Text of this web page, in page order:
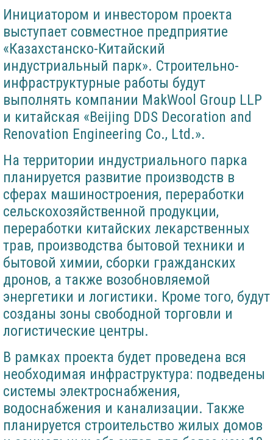
Инициатором и инвестором проекта
выступает совместное предприятие
«Казахстанско-Китайский
индустриальный парк». Строительно-
инфраструктурные работы будут
выполнять компании MakWool Group LLP
и китайская «Beijing DDS Decoration and
Renovation Engineering Co., Ltd.».
На территории индустриального парка
планируется развитие производств в
сферах машиностроения, переработки
сельскохозяйственной продукции,
переработки китайских лекарственных
трав, производства бытовой техники и
бытовой химии, сборки гражданских
дронов, а также возобновляемой
энергетики и логистики. Кроме того, будут
созданы зоны свободной торговли и
логистические центры.
В рамках проекта будет проведена вся
необходимая инфраструктура: подведены
системы электроснабжения,
водоснабжения и канализации. Также
планируется строительство жилых домов